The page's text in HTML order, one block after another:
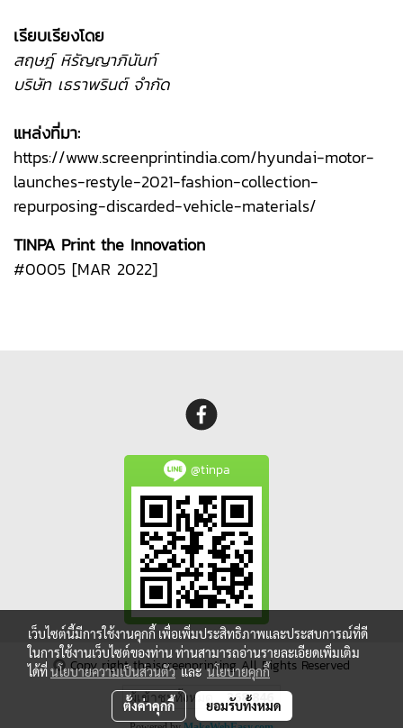
เรียบเรียงโดย
สฤษฎ์ หิรัญญาภินันท์
บริษัท เธราพรินต์ จำกัด
แหล่งที่มา:
https://www.screenprintindia.com/hyundai-motor-
launches-restyle-2021-fashion-collection-
repurposing-discarded-vehicle-materials/
TINPA Print the Innovation
#0005 [MAR 2022]
@tinpa
Copy right thaiscreenprinting All Rights Reserved
ผู้เข้าชมทั้งหมด 368,846
เว็บไซต์นี้มีการใช้งานคุกกี้ เพื่อเพิ่มประสิทธิภาพและประสบการณ์ที่ดี
ในการใช้งานเว็บไซต์ของท่าน ท่านสามารถอ่านรายละเอียดเพิ่มเติม
ได้ที่นโยบายความเป็นส่วนตัวและนโยบายคุกกี้
ตั้งค่าคุกกี้ ยอมรับทั้งหมด